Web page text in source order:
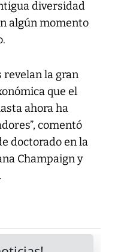
diversidad
algún momento
revelan la gran
que el
ahora ha
comentó
doctorado en la
Champaign y